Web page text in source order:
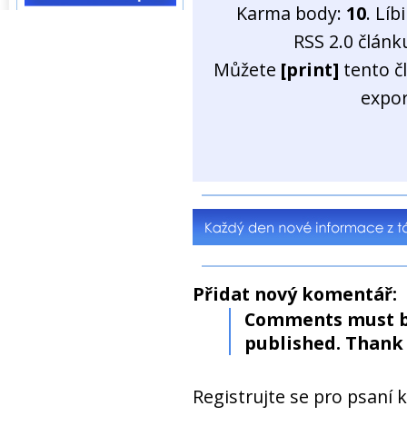
Karma body: 10.
RSS 2.0
Můžete [print] tento
Přidat nový komentář:
Comments must
published. Thank
Registrujte se pro psaní